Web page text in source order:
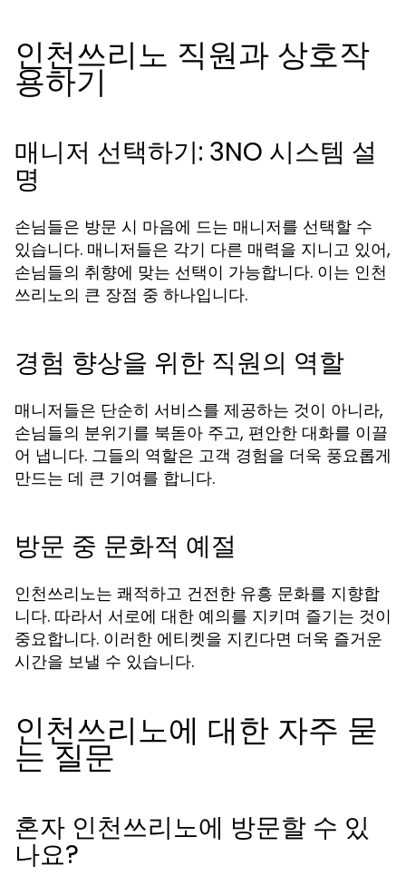
인천쓰리노 직원과 상호작
용하기
매니저 선택하기: 3NO 시스템 설
명
손님들은 방문 시 마음에 드는 매니저를 선택할 수
있습니다. 매니저들은 각기 다른 매력을 지니고 있어,
손님들의 취향에 맞는 선택이 가능합니다. 이는 인천
쓰리노의 큰 장점 중 하나입니다.
경험 향상을 위한 직원의 역할
매니저들은 단순히 서비스를 제공하는 것이 아니라,
손님들의 분위기를 북돋아 주고, 편안한 대화를 이끌
어 냅니다. 그들의 역할은 고객 경험을 더욱 풍요롭게
만드는 데 큰 기여를 합니다.
방문 중 문화적 예절
인천쓰리노는 쾌적하고 건전한 유흥 문화를 지향합
니다. 따라서 서로에 대한 예의를 지키며 즐기는 것이
중요합니다. 이러한 에티켓을 지킨다면 더욱 즐거운
시간을 보낼 수 있습니다.
인천쓰리노에 대한 자주 묻
는 질문
혼자 인천쓰리노에 방문할 수 있
나요?